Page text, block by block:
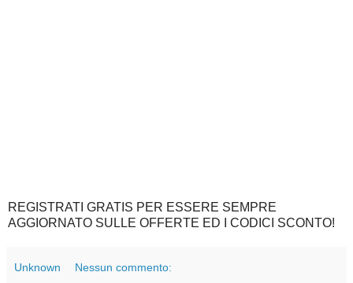
REGISTRATI GRATIS PER ESSERE SEMPRE
AGGIORNATO SULLE OFFERTE ED I CODICI SCONTO!
Unknown Nessun commento: